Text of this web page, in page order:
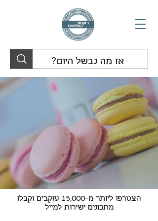
הצטרפו ליותר מ-15,000 עוקבים וקבלו
מתכונים ישירות למייל